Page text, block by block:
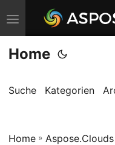
N
a
v
g
i
Home
Suche Kategorien
Home » Aspose.Clouds